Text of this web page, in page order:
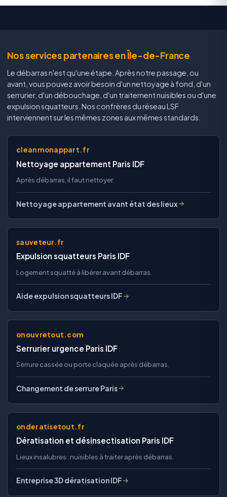
Nos services partenaires en Île-de-France
Le débarras n'est qu'une étape. Après notre passage, ou
avant, vous pouvez avoir besoin d'un nettoyage à fond, d'un
serrurier, d'un débouchage, d'un traitement nuisibles ou d'une
expulsion squatteurs. Nos confrères du réseau LSF
interviennent sur les mêmes zones aux mêmes standards.
cleanmonappart.fr
Nettoyage appartement Paris IDF
Après débarras, il faut nettoyer.
Nettoyage appartement avant état des lieux
sauveteur.fr
Expulsion squatteurs Paris IDF
Logement squatté à libérer avant débarras.
Aide expulsion squatteurs IDF
onouvretout.com
Serrurier urgence Paris IDF
Serrure cassée ou porte claquée après débarras.
Changement de serrure Paris
onderatisetout.fr
Dératisation et désinsectisation Paris IDF
Lieux insalubres : nuisibles à traiter après débarras.
Entreprise 3D dératisation IDF